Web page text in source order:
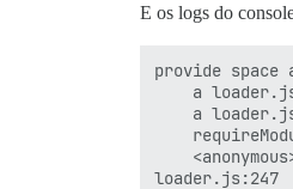
Th 13h26
6
Modo Leitor
Th 13h26
E os logs do
provide
a
a
loader.js:247